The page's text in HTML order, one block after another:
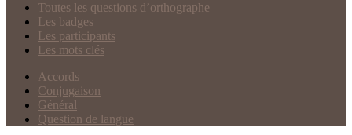
Toutes les questions d’orthographe
Les badges
Les participants
Les mots clés
Accords
Conjugaison
Général
Question de langue